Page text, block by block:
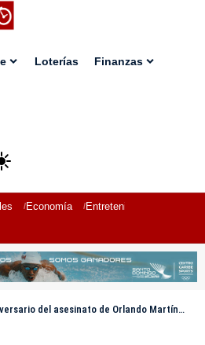
Loterías Finanzas
Economía Entretenimiento
de Orlando Martínez con una jornada de homenajes